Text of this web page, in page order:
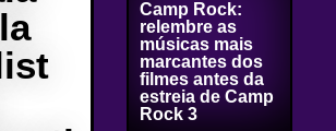
Camp Rock:
relembre as
músicas mais
marcantes dos
filmes antes da
estreia de Camp
Rock 3